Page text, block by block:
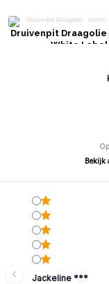
Druivenpit Draagolie
White Label
Bekijk
Jackeline ***